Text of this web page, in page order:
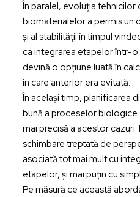
În paralel, evoluția tehnicilor
biomaterialelor a permis un
și al stabilității în timpul
ca integrarea etapelor într-o
devină o opțiune luată în
în care anterior era evitată.
În același timp, planificarea
bună a proceselor
mai precisă a acestor
schimbare treptată de
asociată tot mai mult cu
etapelor, și mai puțin cu
Pe măsură ce această